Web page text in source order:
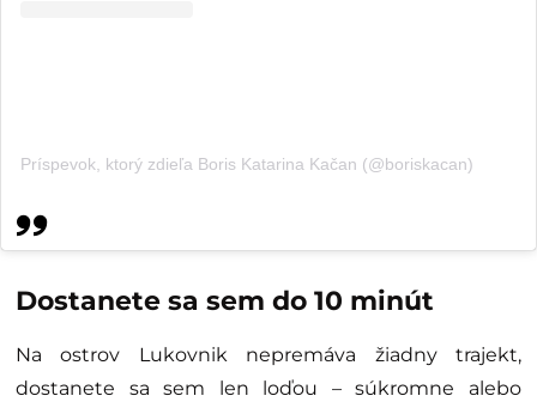
Príspevok, ktorý zdieľa Boris Katarina Kačan (@boriskacan)
Dostanete sa sem do 10 minút
Na ostrov Lukovnik nepremáva žiadny trajekt,
dostanete sa sem len loďou – súkromne alebo